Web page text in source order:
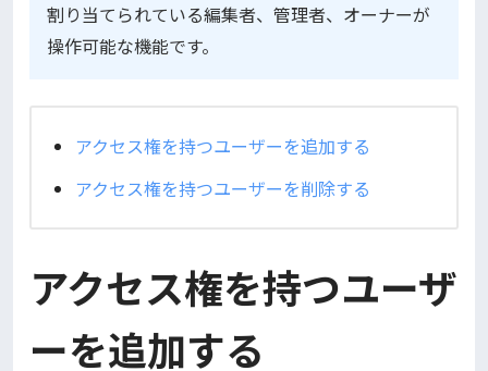
割り当てられている編集者、管理者、オーナーが
操作可能な機能です。
アクセス権を持つユーザーを追加する
アクセス権を持つユーザーを削除する
アクセス権を持つユーザ
ーを追加する